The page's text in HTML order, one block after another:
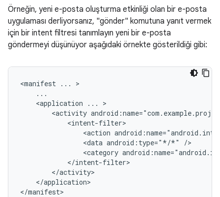
Örneğin, yeni e-posta oluşturma etkinliği olan bir e-posta
uygulaması derliyorsanız, "gönder" komutuna yanıt vermek
için bir intent filtresi tanımlayın yeni bir e-posta
göndermeyi düşünüyor aşağıdaki örnekte gösterildiği gibi:
<manifest ...
<application
...
<activity
<action
<data android:type="*/*"
<category
</application>
</manifest>